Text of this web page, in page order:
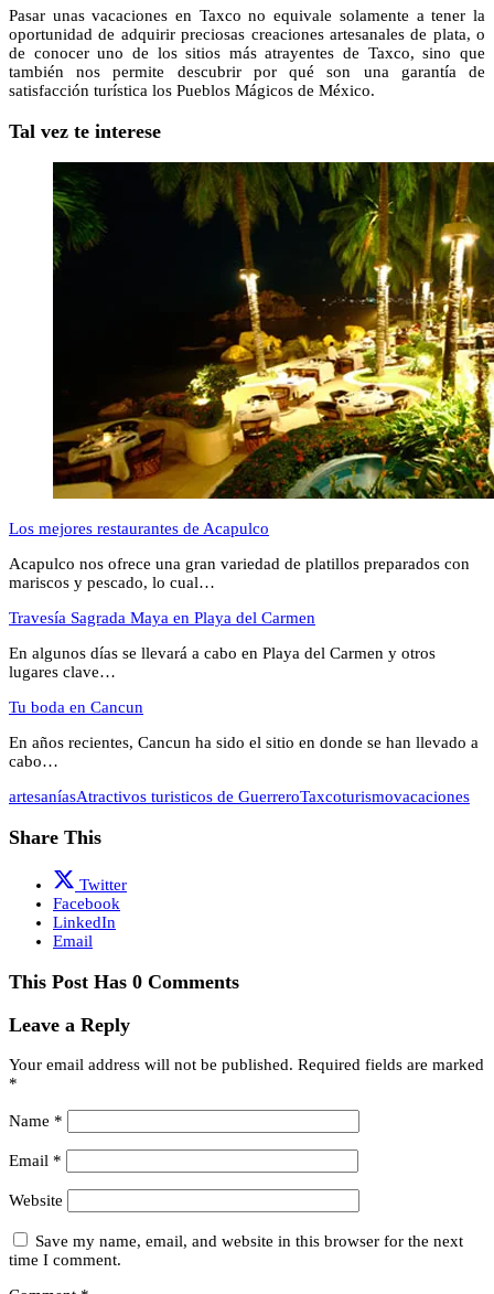
Pasar unas vacaciones en Taxco no equivale solamente a tener la
oportunidad de adquirir preciosas creaciones artesanales de plata, o
de conocer uno de los sitios más atrayentes de Taxco, sino que
también nos permite descubrir por qué son una garantía de
satisfacción turística los Pueblos Mágicos de México.
Tal vez te interese
Los mejores restaurantes de Acapulco
Acapulco nos ofrece una gran variedad de platillos preparados con
mariscos y pescado, lo cual…
Travesía Sagrada Maya en Playa del Carmen
En algunos días se llevará a cabo en Playa del Carmen y otros
lugares clave…
Tu boda en Cancun
En años recientes, Cancun ha sido el sitio en donde se han llevado a
cabo…
artesaníasAtractivos turisticos de GuerreroTaxcoturismovacaciones
Share This
Twitter
Facebook
LinkedIn
Email
This Post Has 0 Comments
Leave a Reply
Your email address will not be published. Required fields are marked
*
Name *
Email *
Website
Save my name, email, and website in this browser for the next
time I comment.